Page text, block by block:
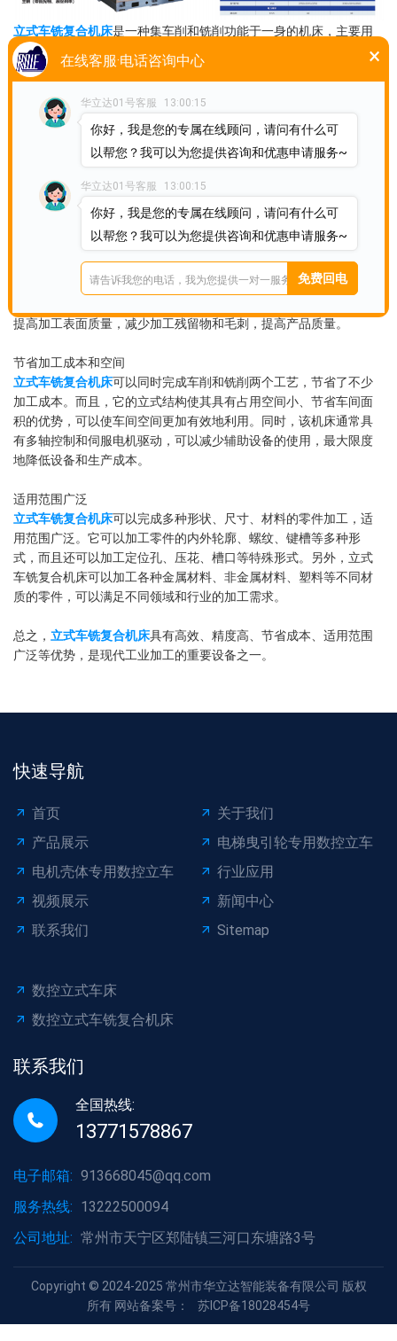
立式车铣复合机床是一种集车削和铣削功能于一身的机床，主要用
于加工复杂的零件和模具。相较于传统的车床或铣床，它具有如下
优势：
大幅提高生产效率
立式车铣复合机床可以同时完成车削和铣削两个工艺，因此可以大
幅提高生产效率。它采用高速主轴和自动换刀系统，可以快速地切
换不同的刀具，减少切换时间和生产间隔，实现高效连续生产。同
时，其高速切削和进给速度还可以进一步提高加工速度，增加生产
效率。
提高精度和表面质量
立式车铣复合机床采用数控技术控制加工过程，具有高精度、稳定
性强的特点。它可以通过CAD/CAM软件进行程序编写和优化，实现
提高加工表面质量，减少加工残留物和毛刺，提高产品质量。
节省加工成本和空间
立式车铣复合机床可以同时完成车削和铣削两个工艺，节省了不少
加工成本。而且，它的立式结构使其具有占用空间小、节省车间面
积的优势，可以使车间空间更加有效地利用。同时，该机床通常具
有多轴控制和伺服电机驱动，可以减少辅助设备的使用，最大限度
地降低设备和生产成本。
适用范围广泛
立式车铣复合机床可以完成多种形状、尺寸、材料的零件加工，适
用范围广泛。它可以加工零件的内外轮廓、螺纹、键槽等多种形
式，而且还可以加工定位孔、压花、槽口等特殊形式。另外，立式
车铣复合机床可以加工各种金属材料、非金属材料、塑料等不同材
质的零件，可以满足不同领域和行业的加工需求。
总之， 立式车铣复合机床具有高效、精度高、节省成本、适用范围
广泛等优势，是现代工业加工的重要设备之一。
快速导航
首页
关于我们
产品展示
电梯曳引轮专用数控立车
电机壳体专用数控立车
行业应用
视频展示
新闻中心
联系我们
Sitemap
数控立式车床
数控立式车铣复合机床
联系我们
全国热线:
13771578867
电子邮箱: 913668045@qq.com
服务热线: 13222500094
公司地址: 常州市天宁区郑陆镇三河口东塘路3号
Copyright © 2024-2025 常州市华立达智能装备有限公司 版权
所有 网站备案号：
苏ICP备18028454号
在线客服·电话咨询中心 ×
华立达01号客服 13:00:15
你好，我是您的专属在线顾问，请问有什么可
以帮您？我可以为您提供咨询和优惠申请服务~
华立达01号客服 13:00:15
你好，我是您的专属在线顾问，请问有什么可
以帮您？我可以为您提供咨询和优惠申请服务~